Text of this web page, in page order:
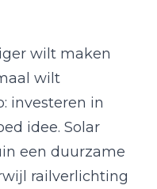
wilt maken
wilt
investeren in
idee. Solar
een duurzame
railverlichting